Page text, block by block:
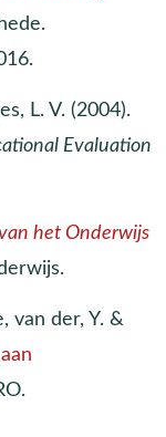
L. V. (2004).
Evaluation
het Onderwijs
van der, Y. &